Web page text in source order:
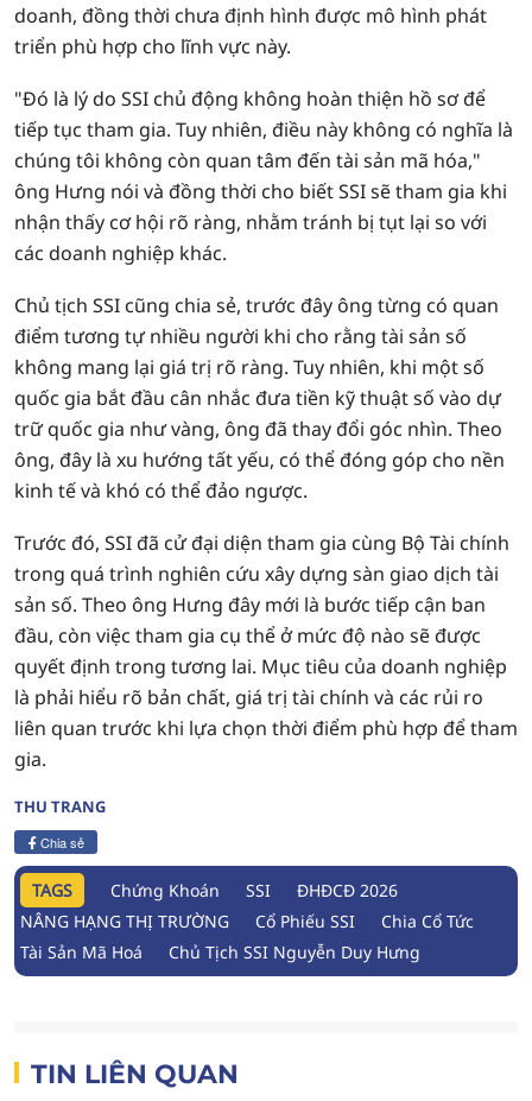
doanh, đồng thời chưa định hình được mô hình phát
triển phù hợp cho lĩnh vực này.
"Đó là lý do SSI chủ động không hoàn thiện hồ sơ để
tiếp tục tham gia. Tuy nhiên, điều này không có nghĩa là
chúng tôi không còn quan tâm đến tài sản mã hóa,"
ông Hưng nói và đồng thời cho biết SSI sẽ tham gia khi
nhận thấy cơ hội rõ ràng, nhằm tránh bị tụt lại so với
các doanh nghiệp khác.
Chủ tịch SSI cũng chia sẻ, trước đây ông từng có quan
điểm tương tự nhiều người khi cho rằng tài sản số
không mang lại giá trị rõ ràng. Tuy nhiên, khi một số
quốc gia bắt đầu cân nhắc đưa tiền kỹ thuật số vào dự
trữ quốc gia như vàng, ông đã thay đổi góc nhìn. Theo
ông, đây là xu hướng tất yếu, có thể đóng góp cho nền
kinh tế và khó có thể đảo ngược.
Trước đó, SSI đã cử đại diện tham gia cùng Bộ Tài chính
trong quá trình nghiên cứu xây dựng sàn giao dịch tài
sản số. Theo ông Hưng đây mới là bước tiếp cận ban
đầu, còn việc tham gia cụ thể ở mức độ nào sẽ được
quyết định trong tương lai. Mục tiêu của doanh nghiệp
là phải hiểu rõ bản chất, giá trị tài chính và các rủi ro
liên quan trước khi lựa chọn thời điểm phù hợp để tham
gia.
THU TRANG
Chia sẻ
TAGS Chứng Khoán SSI
ĐHĐCĐ 2026
NÂNG HẠNG THỊ TRƯỜNG
Cổ Phiếu SSI
Chia Cổ Tức
Tài Sản Mã Hoá
Chủ Tịch SSI Nguyễn Duy Hưng
TIN LIÊN QUAN